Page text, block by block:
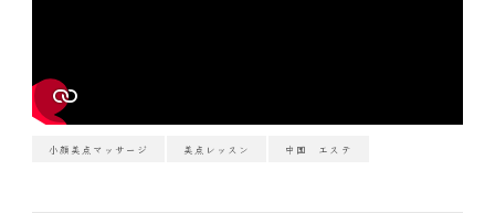
小顔美点マッサージ 美点レッスン 中国 エステ